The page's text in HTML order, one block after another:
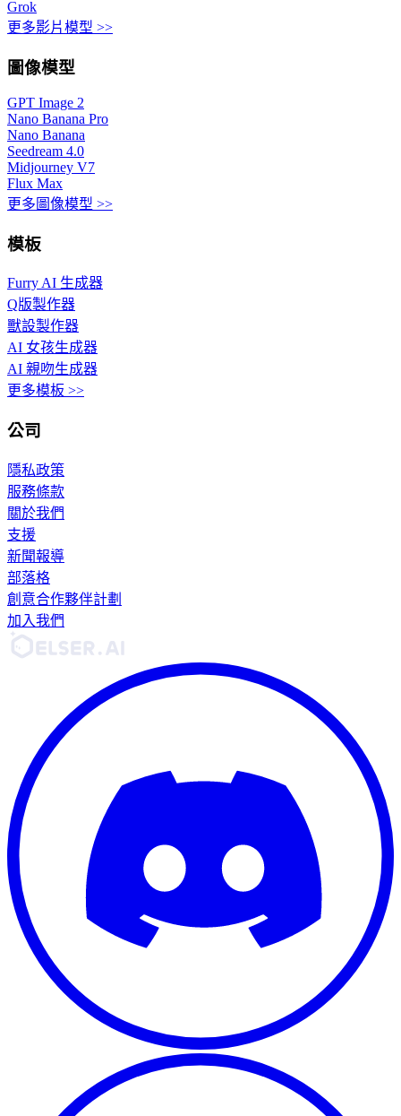
Grok
更多影片模型 >>
圖像模型
GPT Image 2
Nano Banana Pro
Nano Banana
Seedream 4.0
Midjourney V7
Flux Max
更多圖像模型 >>
模板
Furry AI 生成器
Q版製作器
獸設製作器
AI 女孩生成器
AI 親吻生成器
更多模板 >>
公司
隱私政策
服務條款
關於我們
支援
新聞報導
部落格
創意合作夥伴計劃
加入我們